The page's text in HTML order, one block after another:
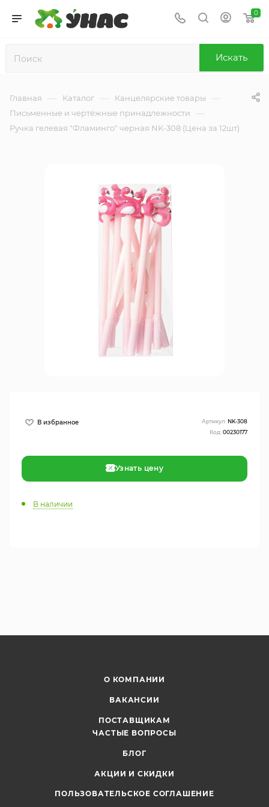
0
Искать
Главная — Каталог — Канцелярские товары —
Письменные и чертёжные принадлежности —
Ручка гелевая "Фламинго" черная NK-308 (Цена за 12шт)
Артикул: NK-308
Код:00230177
Узнать цену
В наличии
О КОМПАНИИ
ВАКАНСИИ
ПОСТАВЩИКАМ
ЧАСТЫЕ ВОПРОСЫ
БЛОГ
АКЦИИ И СКИДКИ
ПОЛЬЗОВАТЕЛЬСКОЕ СОГЛАШЕНИЕ